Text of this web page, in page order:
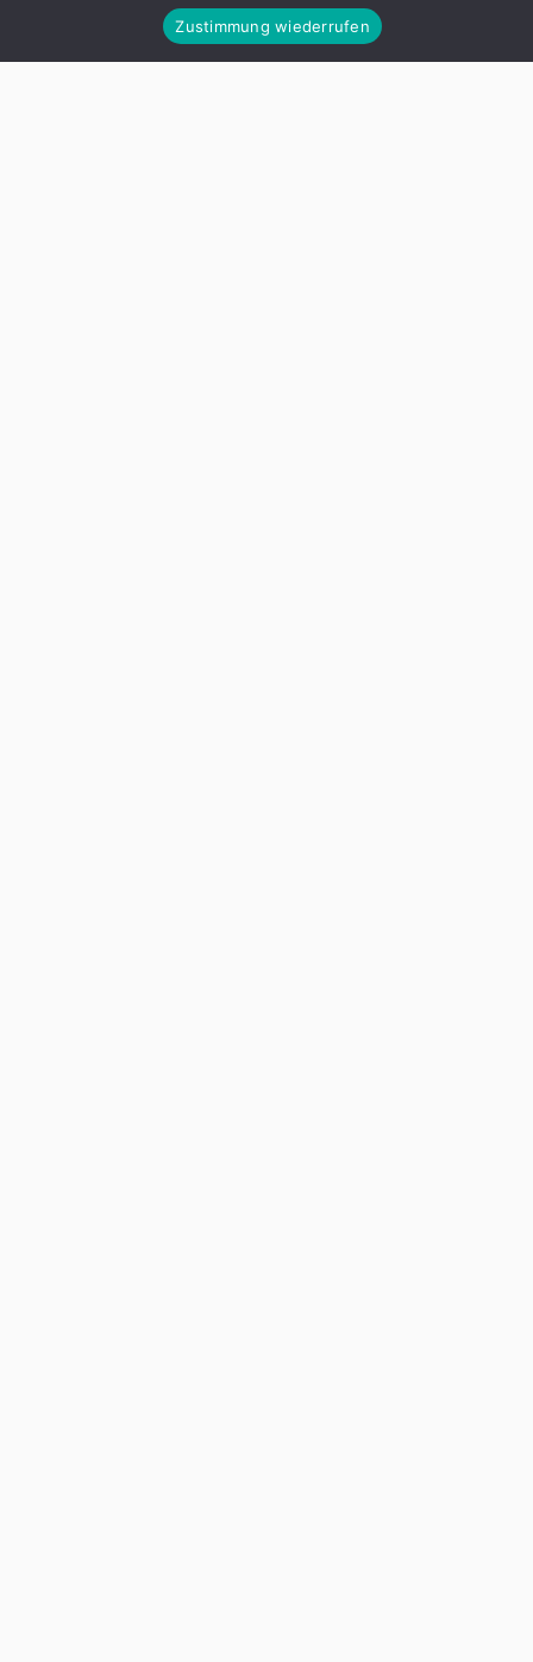
rechnet vor, dass ein erfolgreicher → Creator kein
Millionenpublikum brauche. Stattdessen genügten „1000
Zustimmung wiederrufen